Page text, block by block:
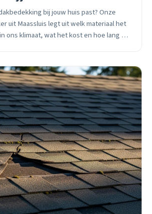
bij jouw huis past? Onze
uit Maassluis legt uit welk materiaal het
ons klimaat, wat het kost en hoe lang het